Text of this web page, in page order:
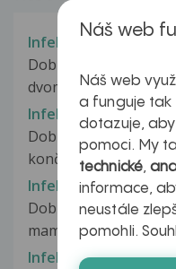
Infekce
Dobry den mam iba
dvoma zenami jeden
Infekce
Dobrý den. Prodělala
končí karanténa.
Infekce
Dobry den, chtela
mam opakovanou
Infekce
Náš web
Náš web
a funguje tak
dotazuje,
pomoci. My
technické,
informace,
neustále
pomohli.